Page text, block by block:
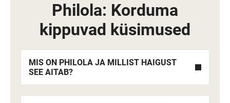
Philola: Korduma
kippuvad küsimused
MIS ON PHILOLA JA MILLIST HAIGUST
SEE AITAB?